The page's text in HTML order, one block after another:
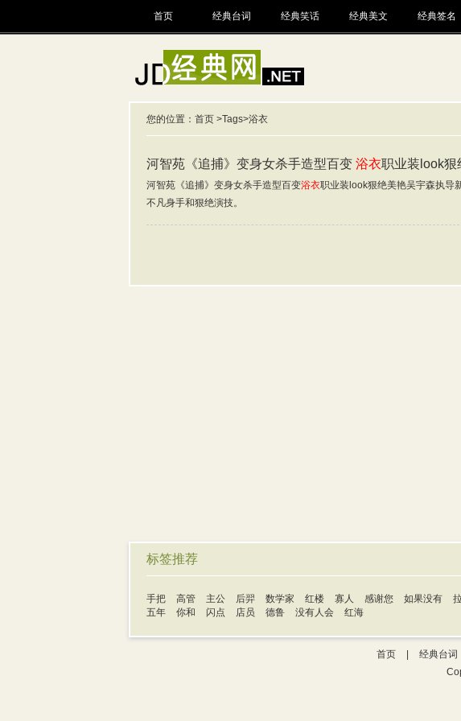
首页 经典台词 经典笑话 经典美文 经典签名
您的位置： 首页 >Tags>浴衣
河智苑《追捕》变身女杀手造型百变 浴衣职业装look狠
河智苑《追捕》变身女杀手造型百变浴衣职业装look狠绝美艳吴宇森执导
不凡身手和狠绝演技。
标签推荐
手把 高管 主公 后羿 数学家 红楼 寡人 感谢您 如果没有
五年
你和 闪点 店员 德鲁 没有人会 红海
首页 经典台词